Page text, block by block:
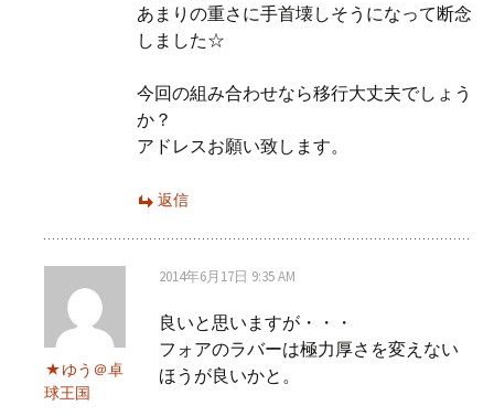
あまりの重さに手首壊しそうになって断念
しました☆
今回の組み合わせなら移行大丈夫でしょう
か？
アドレスお願い致します。
返信
ゆう＠卓
球王国
2014年6月17日 9:35 AM
良いと思いますが・・・
フォアのラバーは極力厚さを変えない
ほうが良いかと。